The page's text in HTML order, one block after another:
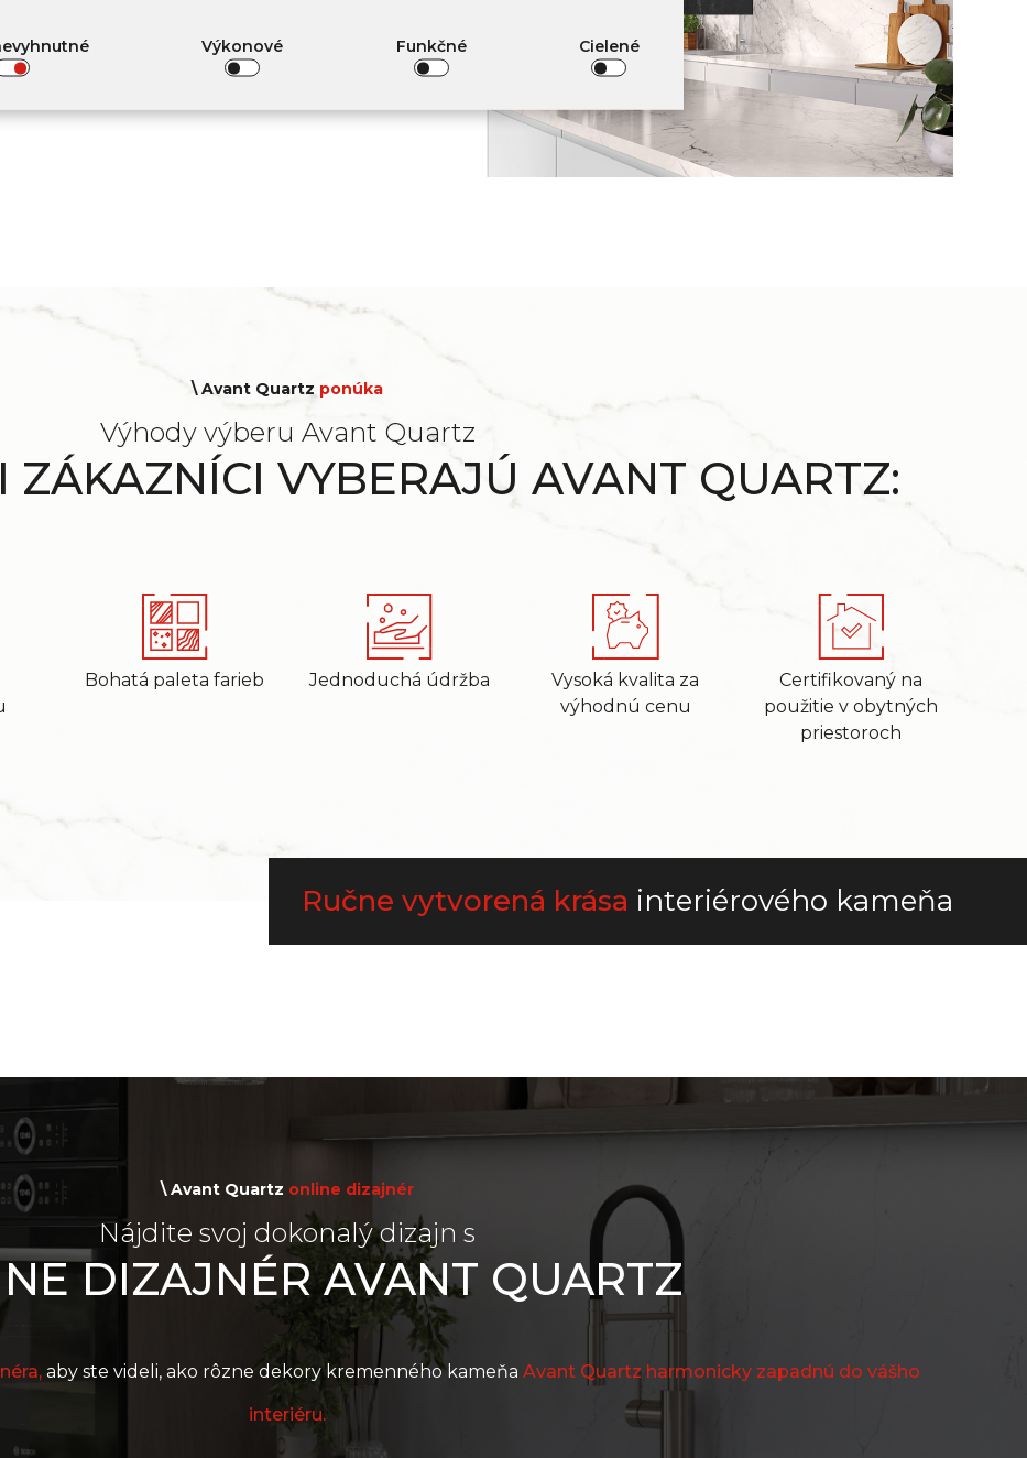
\ Avant Quartz ponúka
Výhody výberu Avant Quartz
ZÁKAZNÍCI VYBERAJÚ AVANT QUARTZ:
Bohatá paleta farieb Jednoduchá údržba
Vysoká kvalita za
výhodnú cenu
Certifikovaný na
použitie v obytných
priestoroch
Ručne vytvorená krása interiérového kameňa
\ Avant Quartz online dizajnér
Nájdite svoj dokonalý dizajn s
DIZAJNÉR AVANT QUARTZ
aby ste videli, ako rôzne dekory kremenného kameňa Avant Quartz harmonicky zapadnú do vášho
interiéru.
Výkonové Funkčné Cielené